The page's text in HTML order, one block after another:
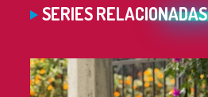
SERIES RELACIONADAS